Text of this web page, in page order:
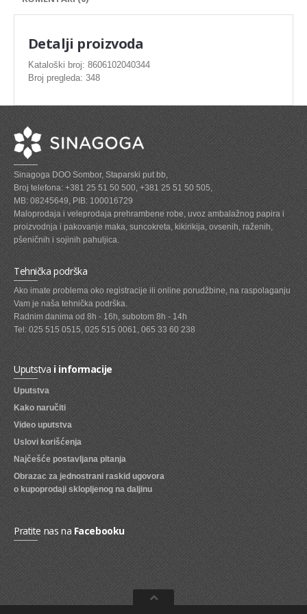
ZAMRZNUTO MESO SVINJSKO
ZAMRZNUTA RIBA
ZAMRZNUTO MESO PILETINA
PASTETE I MESNI NARESCI
TUNJEVINE I KONZERVE
GOTOVA JELA
SIROVINA ZA GASTRO
GASTRO
KISELISI
KECAP, SENF, REN, PARADAJZ,SOS
KOMPOTI
SVEZE VOCE
SVEZE POVRCE
DZEMOVI, MARMALADE I MED
BOMBONI
ZVAKE
LIZALICE
COKOLADE
KREMOVI
BOMBONJERE I PRALINE
MALE COKOLADE I BAROVI
KEKSOVI
KEKS STRUDLE
Detalji proizvoda
Kataloški broj: 8606102040344
Broj pregleda: 348
Sinagoga DOO Sombor, Staparski put bb,
Broj telefona: +381 25 51 50 500, +381 25 51 50 505,
MB: 08245649, PIB: 100016729
Maloprodaja i veleprodaja prehrambene robe, uvoz ambalažnog papira i
proizvodnja i pakovanje maka, suncokreta, kikirikija, ovsenih, raženih,
pšeničnih i sojinih pahuljica.
Tehnička podrška
Ako imate problema oko registracije ili online porudžbine, na raspolaganju
Vam je naša tehnička podrška.
Radnim danima od 8h - 16h, subotom 8h - 14h
Tel: 025 515 0515, 025 515 0061, 065 33 60 238
Uputstvai informacije
Uputstva
Kako naručiti
Video uputstva
Uslovi korišćenja
Najčešće postavljana pitanja
Obrazac za jednostrani raskid ugovora
o kupoprodaji sklopljenog na daljinu
Pratite nas na Facebooku